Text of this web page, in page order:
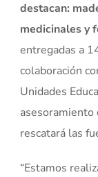
destacan:
medicinales y
entregadas a
colaboración
Unidades
asesoramiento
rescatará las
“Estamos